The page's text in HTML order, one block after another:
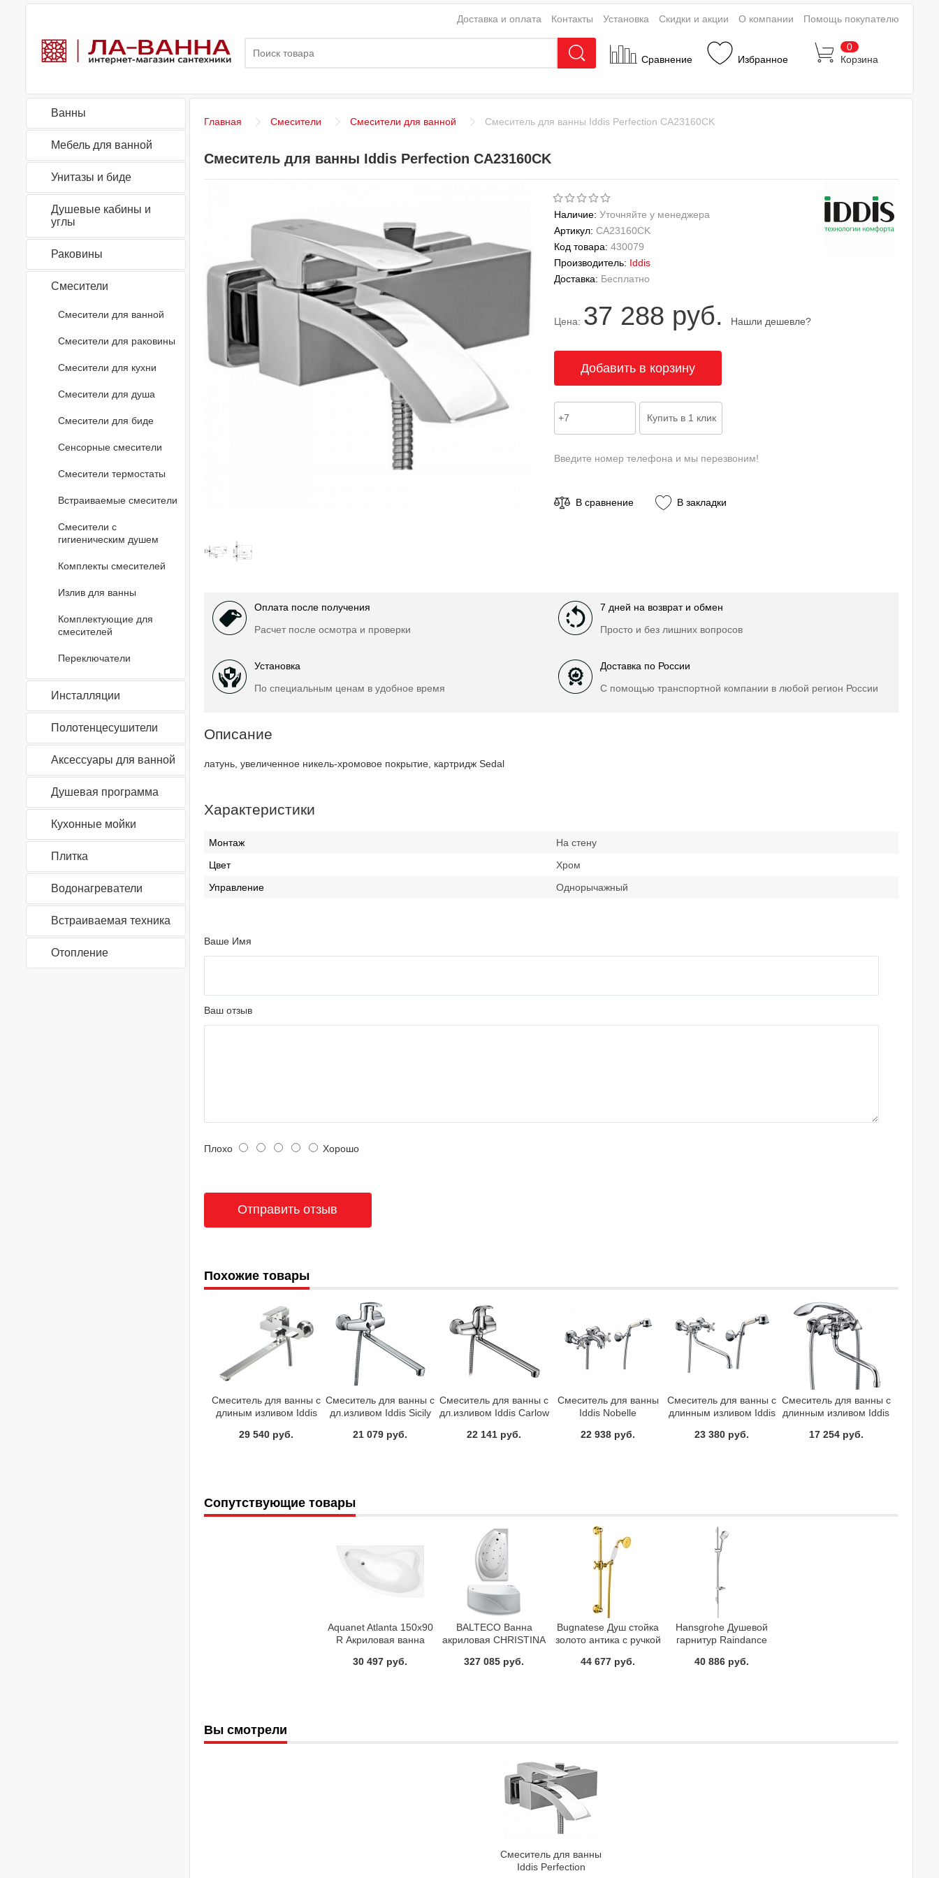
Сравнение Избранное
0
Корзина
Доставка и оплата Контакты Установка Скидки и акции О компании Помощь покупателю
Ванны
Мебель для ванной
Унитазы и биде
Душевые кабины и
углы
Раковины
Смесители
Смесители для ванной
Смесители для раковины
Смесители для кухни
Смесители для душа
Смесители для биде
Сенсорные смесители
Смесители термостаты
Встраиваемые смесители
Смесители с
гигиеническим душем
Комплекты смесителей
Излив для ванны
Комплектующие для
смесителей
Переключатели
Инсталляции
Полотенцесушители
Аксессуары для ванной
Душевая программа
Кухонные мойки
Плитка
Водонагреватели
Встраиваемая техника
Отопление
Главная Смесители Смесители для ванной Смеситель для ванны Iddis Perfection CA23160CK
Смеситель для ванны Iddis Perfection CA23160CK
Наличие: Уточняйте у менеджера
Артикул: CA23160CK
Код товара: 430079
Производитель: Iddis
Доставка: Бесплатно
Цена: 37 288 руб. Нашли дешевле?
Введите номер телефона и мы перезвоним!
В сравнение В закладки
Оплата после получения
Расчет после осмотра и проверки
7 дней на возврат и обмен
Просто и без лишних вопросов
Установка
По специальным ценам в удобное время
Доставка по России
С помощью транспортной компании в любой регион России
Описание
латунь, увеличенное никель-хромовое покрытие, картридж Sedal
Характеристики
Монтаж
На стену
Цвет
Хром
Управление
Однорычажный
Ваше Имя
Ваш отзыв
Плохо Хорошо
Похожие товары
Смеситель для ванны с
длиным изливом Iddis
29 540 руб.
Смеситель для ванны с
дл.изливом Iddis Sicily
21 079 руб.
Смеситель для ванны с
дл.изливом Iddis Carlow
22 141 руб.
Смеситель для ванны
Iddis Nobelle
22 938 руб.
Смеситель для ванны с
длинным изливом Iddis
23 380 руб.
Смеситель для ванны с
длинным изливом Iddis
17 254 руб.
Сопутствующие товары
Aquanet Atlanta 150х90
R Акриловая ванна
30 497 руб.
BALTECO Ванна
акриловая CHRISTINA
327 085 руб.
Bugnatese Душ стойка
золото антика с ручкой
44 677 руб.
Hansgrohe Душевой
гарнитур Raindance
0.9 м 26621400
40 886 руб.
Вы смотрели
Смеситель для ванны
Iddis Perfection